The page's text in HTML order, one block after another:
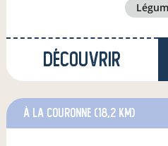
Découvrir
à La Couronne (18,2 km)